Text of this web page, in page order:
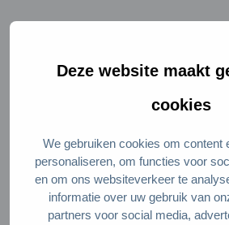
Deze website maakt
cookies
We gebruiken cookies om content
personaliseren, om functies voor
en om ons websiteverkeer te
informatie over uw gebruik van
partners voor social media,
Wat is een circulaire samenleving
Meedoen als ondernemer
Circulaire producten en diensten
Wie zijn wij?
Over ons
Stel je vraag